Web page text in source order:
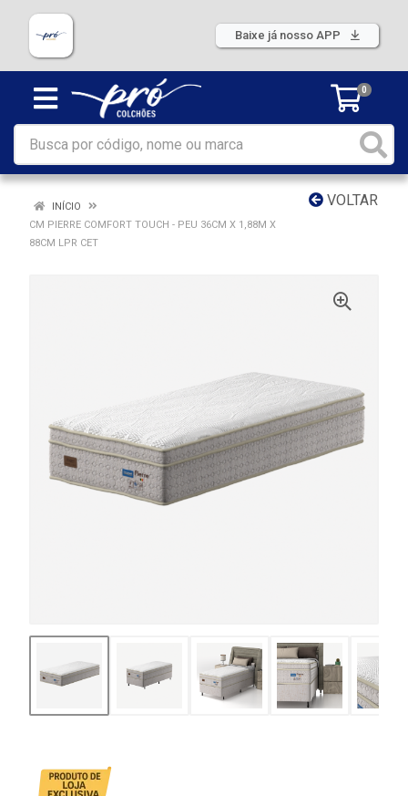
Baixe já nosso APP
0
VOLTAR
INÍCIO
CM PIERRE COMFORT TOUCH - PEU 36CM X 1,88M X
88CM LPR CET